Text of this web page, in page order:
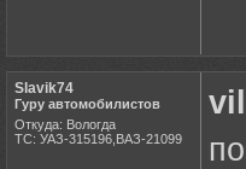
Slavik74
Гуру автомобилистов
Откуда: Вологда
ТС: УАЗ-315196,ВАЗ-21099